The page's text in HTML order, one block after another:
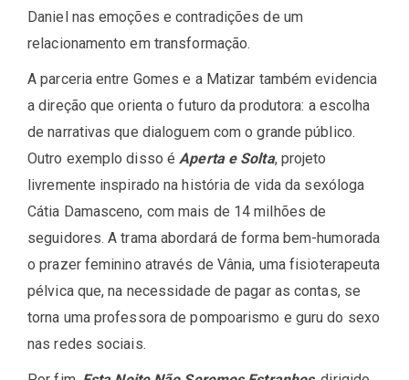
Daniel nas emoções e contradições de um
relacionamento em transformação.
A parceria entre Gomes e a Matizar também evidencia
a direção que orienta o futuro da produtora: a escolha
de narrativas que dialoguem com o grande público.
Outro exemplo disso é Aperta e Solta, projeto
livremente inspirado na história de vida da sexóloga
Cátia Damasceno, com mais de 14 milhões de
seguidores. A trama abordará de forma bem-humorada
o prazer feminino através de Vânia, uma fisioterapeuta
pélvica que, na necessidade de pagar as contas, se
torna uma professora de pompoarismo e guru do sexo
nas redes sociais.